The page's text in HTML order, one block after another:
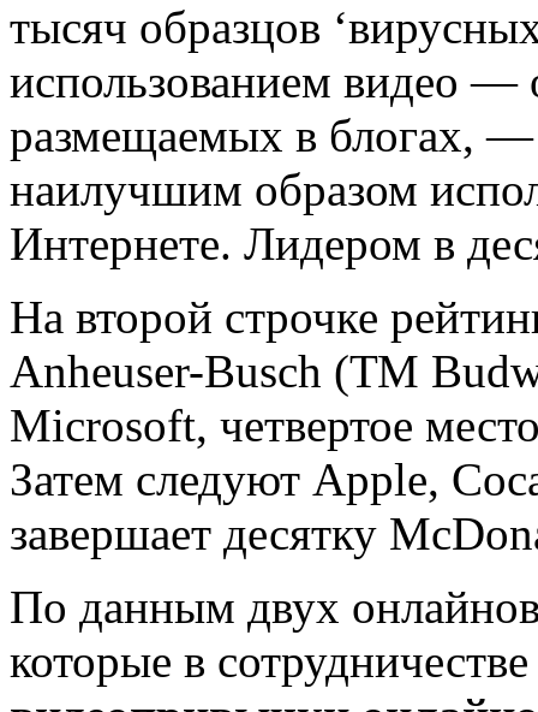
тысяч образцов
использованием видео —
размещаемых в блогах, —
наилучшим образом
Интернете. Лидером в
На второй строчке
Anheuser-Busch (ТМ
Microsoft, четвертое
Затем следуют Apple,
завершает десятку
По данным двух
которые в